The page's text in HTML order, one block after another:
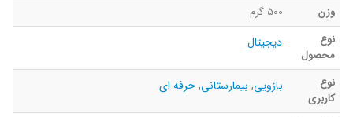
وزن
500 گرم
نوع
محصول
دیجیتال
نوع
کاربری
بازویی, بیمارستانی,حرفه ای